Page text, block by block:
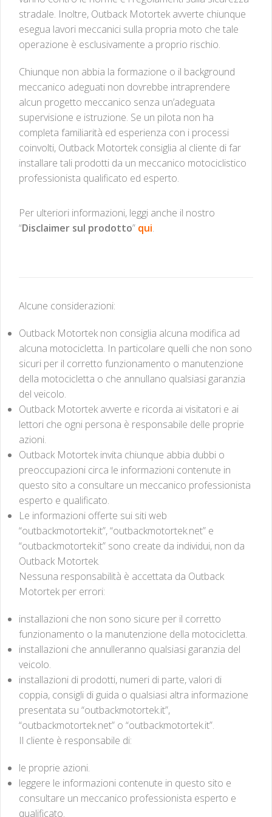
stradale. Inoltre, Outback Motortek avverte chiunque
esegua lavori meccanici sulla propria moto che tale
operazione è esclusivamente a proprio rischio.
Chiunque non abbia la formazione o il background
meccanico adeguati non dovrebbe intraprendere
alcun progetto meccanico senza un’adeguata
supervisione e istruzione. Se un pilota non ha
completa familiarità ed esperienza con i processi
coinvolti, Outback Motortek consiglia al cliente di far
installare tali prodotti da un meccanico motociclistico
professionista qualificato ed esperto.
Per ulteriori informazioni, leggi anche il nostro
“Disclaimer sul prodotto” qui.
Alcune considerazioni:
Outback Motortek non consiglia alcuna modifica ad
alcuna motocicletta. In particolare quelli che non sono
sicuri per il corretto funzionamento o manutenzione
della motocicletta o che annullano qualsiasi garanzia
del veicolo.
Outback Motortek avverte e ricorda ai visitatori e ai
lettori che ogni persona è responsabile delle proprie
azioni.
Outback Motortek invita chiunque abbia dubbi o
preoccupazioni circa le informazioni contenute in
questo sito a consultare un meccanico professionista
esperto e qualificato.
Le informazioni offerte sui siti web
“outbackmotortek.it”, “outbackmotortek.net” e
“outbackmotortek.it” sono create da individui, non da
Outback Motortek.
Nessuna responsabilità è accettata da Outback
Motortek per errori:
installazioni che non sono sicure per il corretto
funzionamento o la manutenzione della motocicletta.
installazioni che annulleranno qualsiasi garanzia del
veicolo.
installazioni di prodotti, numeri di parte, valori di
coppia, consigli di guida o qualsiasi altra informazione
presentata su “outbackmotortek.it”,
“outbackmotortek.net” o “outbackmotortek.it”.
Il cliente è responsabile di:
le proprie azioni.
leggere le informazioni contenute in questo sito e
consultare un meccanico professionista esperto e
qualificato.